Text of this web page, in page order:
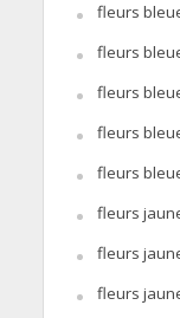
fleurs
fleurs
fleurs
fleurs
fleurs
fleurs
fleurs
fleurs